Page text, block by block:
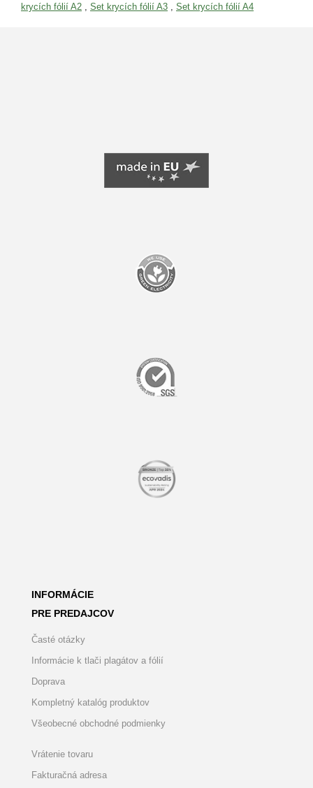
krycích fólií A2
Set krycích fólií A3 Set krycích fólií A4
INFORMÁCIE
PRE PREDAJCOV
Časté otázky
Informácie k tlači plagátov a fólií
Doprava
Kompletný katalóg produktov
Všeobecné obchodné podmienky
Vrátenie tovaru
Fakturačná adresa